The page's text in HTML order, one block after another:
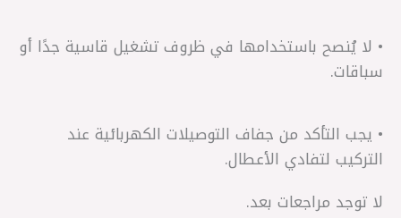
• لا يُنصح باستخدامها في ظروف تشغيل قاسية جدًا أو
سباقات.
• يجب التأكد من جفاف التوصيلات الكهربائية عند
التركيب لتفادي الأعطال.
لا توجد مراجعات بعد.